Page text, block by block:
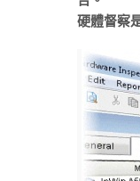
硬體督察